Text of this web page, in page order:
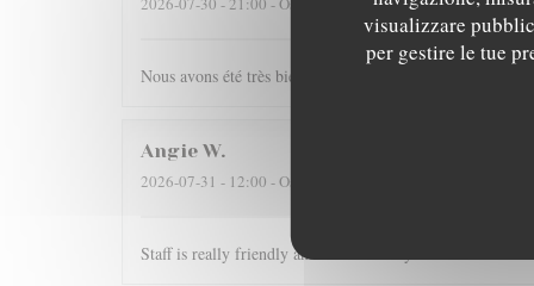
visualizzare
per gestire le tue
Nous avons été très bien reçu et servi, accueil très
Angie W
2026-07-31 - 12:00 - Ospiti 2
Staff is really friendly and food is nicely served.